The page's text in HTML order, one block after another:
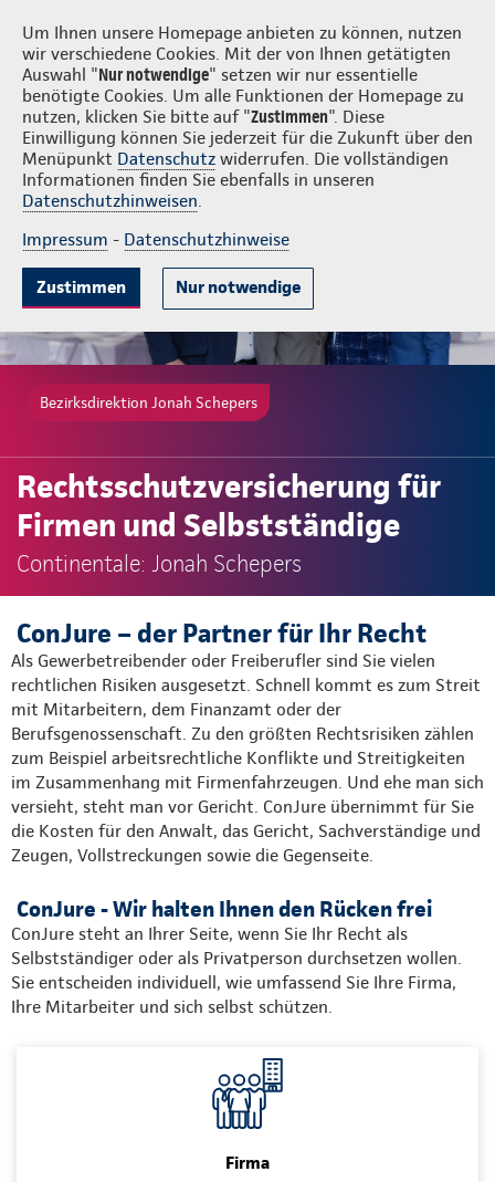
Um Ihnen unsere Homepage anbieten zu können, nutzen
wir verschiedene Cookies. Mit der von Ihnen getätigten
Auswahl "Nur notwendige" setzen wir nur essentielle
benötigte Cookies. Um alle Funktionen der Homepage zu
nutzen, klicken Sie bitte auf "Zustimmen". Diese
Einwilligung können Sie jederzeit für die Zukunft über den
Menüpunkt Datenschutz widerrufen. Die vollständigen
Informationen finden Sie ebenfalls in unseren
Datenschutzhinweisen.
Impressum - Datenschutzhinweise
Zustimmen Nur notwendige
Jonah Schepers Login
Gute Gründe Tarife & Leistungen Wissenswertes Beratung &
Bezirksdirektion Jonah Schepers
Rechtsschutzversicherung für
Firmen und Selbstständige
Continentale: Jonah Schepers
ConJure – der Partner für Ihr Recht
Als Gewerbetreibender oder Freiberufler sind Sie vielen
rechtlichen Risiken ausgesetzt. Schnell kommt es zum Streit
mit Mitarbeitern, dem Finanzamt oder der
Berufsgenossenschaft. Zu den größten Rechtsrisiken zählen
zum Beispiel arbeitsrechtliche Konflikte und Streitigkeiten
im Zusammenhang mit Firmenfahrzeugen. Und ehe man sich
versieht, steht man vor Gericht. ConJure übernimmt für Sie
die Kosten für den Anwalt, das Gericht, Sachverständige und
Zeugen, Vollstreckungen sowie die Gegenseite.
ConJure - Wir halten Ihnen den Rücken frei
ConJure steht an Ihrer Seite, wenn Sie Ihr Recht als
Selbstständiger oder als Privatperson durchsetzen wollen.
Sie entscheiden individuell, wie umfassend Sie Ihre Firma,
Ihre Mitarbeiter und sich selbst schützen.
Firma